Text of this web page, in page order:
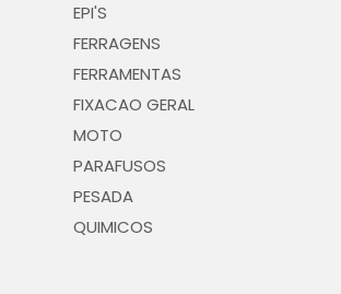
EPI'S
FERRAGENS
FERRAMENTAS
FIXACAO GERAL
MOTO
PARAFUSOS
PESADA
QUIMICOS